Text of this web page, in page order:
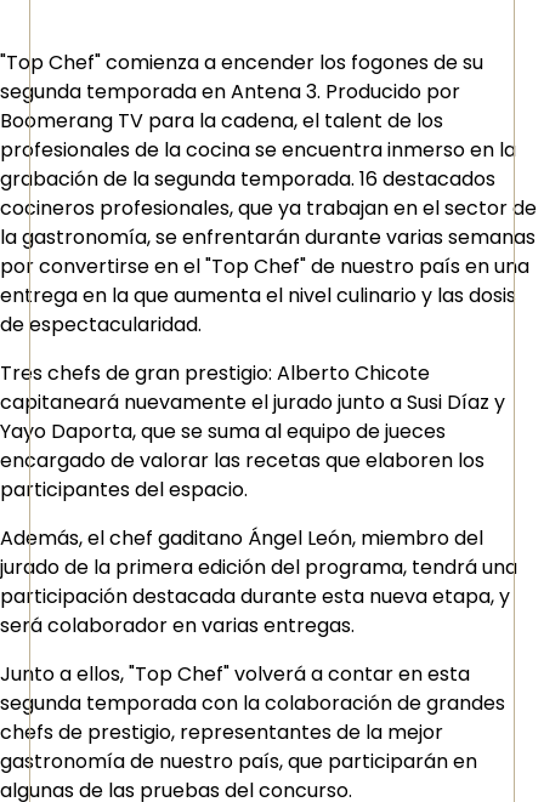
"Top Chef" comienza a encender los fogones de su
segunda temporada en Antena 3. Producido por
Boomerang TV para la cadena, el talent de los
profesionales de la cocina se encuentra inmerso en la
grabación de la segunda temporada. 16 destacados
cocineros profesionales, que ya trabajan en el sector de
la gastronomía, se enfrentarán durante varias semanas
por convertirse en el "Top Chef" de nuestro país en una
entrega en la que aumenta el nivel culinario y las dosis
de espectacularidad.
Tres chefs de gran prestigio: Alberto Chicote
capitaneará nuevamente el jurado junto a Susi Díaz y
Yayo Daporta, que se suma al equipo de jueces
encargado de valorar las recetas que elaboren los
participantes del espacio.
Además, el chef gaditano Ángel León, miembro del
jurado de la primera edición del programa, tendrá una
participación destacada durante esta nueva etapa, y
será colaborador en varias entregas.
Junto a ellos, "Top Chef" volverá a contar en esta
segunda temporada con la colaboración de grandes
chefs de prestigio, representantes de la mejor
gastronomía de nuestro país, que participarán en
algunas de las pruebas del concurso.